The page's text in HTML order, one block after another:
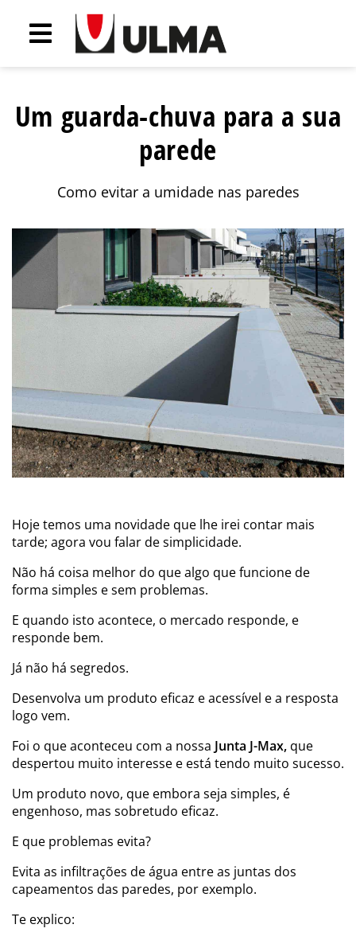
Um guarda-chuva para a sua
parede
Como evitar a umidade nas paredes
Hoje temos uma novidade que lhe irei contar mais
tarde; agora vou falar de simplicidade.
Não há coisa melhor do que algo que funcione de
forma simples e sem problemas.
E quando isto acontece, o mercado responde, e
responde bem.
Já não há segredos.
Desenvolva um produto eficaz e acessível e a resposta
logo vem.
Foi o que aconteceu com a nossa Junta J-Max, que
despertou muito interesse e está tendo muito sucesso.
Um produto novo, que embora seja simples, é
engenhoso, mas sobretudo eficaz.
E que problemas evita?
Evita as infiltrações de água entre as juntas dos
capeamentos das paredes, por exemplo.
Te explico: